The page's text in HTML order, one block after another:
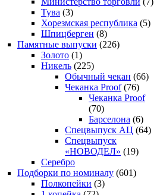
Тува (3)
Хорезмская республика (5)
Шпицберген (8)
Памятные выпуски (226)
Золото (1)
Никель (225)
Обычный чекан (66)
Чеканка Proof(76)
Чеканка Proof
(70)
Барселона (6)
Спецвыпуск АЦ (64)
Спецвыпуск
«НОВОДЕЛ» (19)
Серебро
Подборки по номиналу (601)
Полкопейки (3)